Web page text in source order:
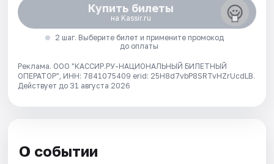
Купить билеты
на Kassir.ru
2 шаг. Выберите билет и примените промокод
до оплаты
Реклама. ООО "КАССИР.РУ-НАЦИОНАЛЬНЫЙ БИЛЕТНЫЙ
ОПЕРАТОР", ИНН: 7841075409 erid: 25H8d7vbP8SRTvHZrUcdLB.
Действует до 31 августа 2026
О событии